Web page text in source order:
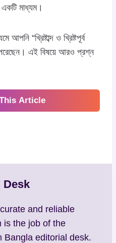
মাধ্যম।
“খ্রিষ্টাব্দ ও খ্রিষ্টপূর্ব
এই বিষয়ে আরও প্রশ্ন
Article
Desk
and reliable
is the job of the
Bangla editorial desk.